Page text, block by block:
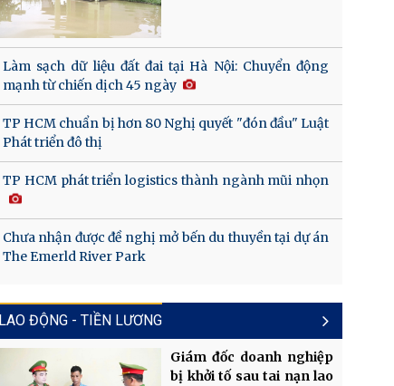
Làm sạch dữ liệu đất đai tại Hà Nội: Chuyển động
mạnh từ chiến dịch 45 ngày
TP HCM chuẩn bị hơn 80 Nghị quyết "đón đầu" Luật
Phát triển đô thị
TP HCM phát triển logistics thành ngành mũi nhọn
Chưa nhận được đề nghị mở bến du thuyền tại dự án
The Emerld River Park
LAO ĐỘNG - TIỀN LƯƠNG
Giám đốc doanh nghiệp
bị khởi tố sau tai nạn lao